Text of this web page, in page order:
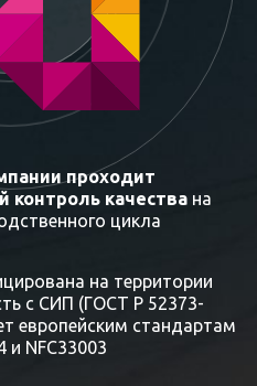
проходит
контроль качества на
цикла
на территории
с СИП (ГОСТ Р 52373-
европейским стандартам
и NFC33003